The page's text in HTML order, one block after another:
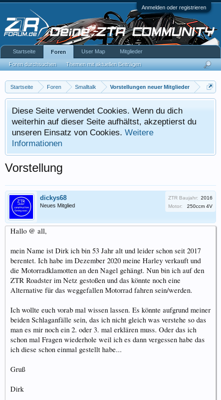
Anmelden oder registrieren
Startseite Foren Smalltalk Vorstellungen neuer Mitglieder
Diese Seite verwendet Cookies. Wenn du dich
weiterhin auf dieser Seite aufhältst, akzeptierst du
unseren Einsatz von Cookies. Weitere
Informationen
Vorstellung
dickys68
Neues Mitglied
ZTR Baujahr: 2016
Motor:
250ccm 4V
Hallo @ all,
mein Name ist Dirk ich bin 53 Jahr alt und leider schon seit 2017
berentet. Ich habe im Dezember 2020 meine Harley verkauft und
die Motorradklamotten an den Nagel gehängt. Nun bin ich auf den
ZTR Roadster im Netz gestoßen und das könnte noch eine
Alternative für das weggefallen Motorrad fahren sein/werden.
Ich wollte euch vorab mal wissen lassen. Es könnte aufgrund meiner
beiden Schlaganfälle sein, das ich nicht gleich was verstehe so das
man es mir noch ein 2. oder 3. mal erklären muss. Oder das ich
schon mal Fragen wiederhole weil ich es dann vergessen habe das
ich diese schon einmal gestellt habe...
Gruß
Dirk
Startseite Foren
Foren durchsuchen Themen mit aktuellen Beiträgen
User Map Mitglieder